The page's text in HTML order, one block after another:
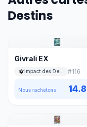
Destins
Givrali EX
#116
Nous rachetons